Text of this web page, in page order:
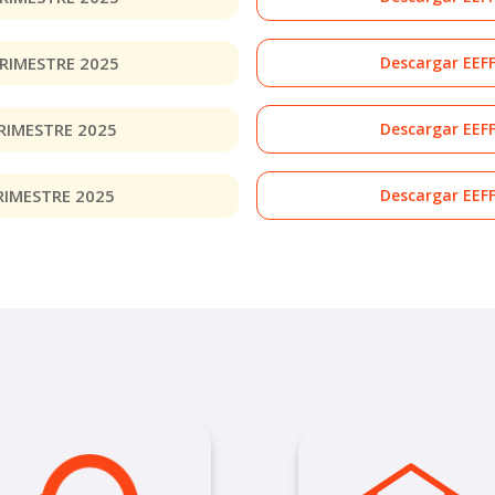
2025 Descargar EEFF
2025 Descargar EEFF
2025 Descargar EEFF